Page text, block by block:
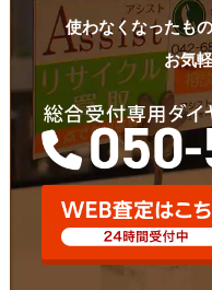
使わなくなったも
お気